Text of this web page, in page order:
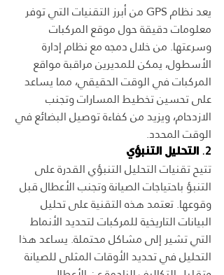
يعد نظام GPS من أبرز التقنيات التي توفر
معلومات دقيقة حول موقع المركبات
وسرعتها. من خلال دمجه مع نظام إدارة
الأسطول، يمكن للمديرين مراقبة مواقع
المركبات في الوقت الحقيقي، مما يساعد
على تحسين تخطيط المسارات وتجنب
الازدحام، ويزيد من كفاءة توصيل البضائع في
الوقت المحدد.
2. التحليل التنبؤي
تتيح تقنيات التحليل التنبؤي القدرة على
التنبؤ باحتياجات الصيانة وتجنب الأعطال قبل
وقوعها. تعتمد هذه التقنية على تحليل
البيانات التاريخية للمركبات لتحديد الأنماط
التي تشير إلى مشاكل محتملة. يساعد هذا
التحليل في تحديد الأوقات المثلى للصيانة